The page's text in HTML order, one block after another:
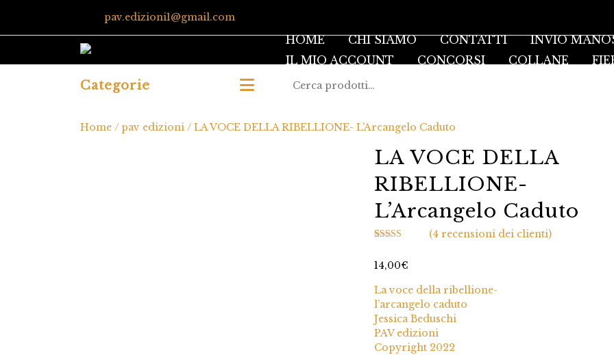
pav.edizioni1@gmail.com
HOME CHI SIAMO CONTATTI INVIO
IL MIO ACCOUNT
CONCORSI COLLANE
Categorie
Home / pav edizioni / LA VOCE DELLA RIBELLIONE- L’Arcangelo Caduto
LA VOCE DELLA
RIBELLIONE-
L’Arcangelo Caduto
direcensioni
(4 recensioni dei clienti)
14,00€
La voce della ribellione-
l’arcangelo caduto
Jessica Beduschi
PAV edizioni
Copyright 2022